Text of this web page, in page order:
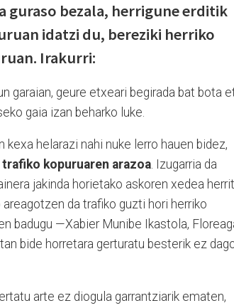
guraso bezala, herrigune erditik
idatzi du, bereziki herriko
Irakurri:
garaian, geure etxeari begirada bat bota
gaia izan beharko luke.
helarazi nahi nuke lerro hauen bidez,
kopuruaren arazoa. Izugarria da
jakinda horietako askoren xedea
da trafiko guzti hori herriko
badugu —Xabier Munibe Ikastola,
bide horretara gerturatu besterik ez
arte ez diogula garrantziarik ematen,